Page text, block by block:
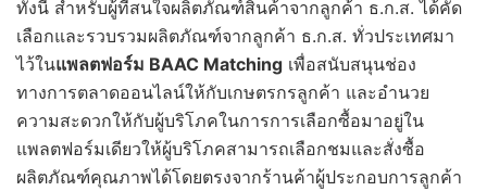
ทั้งนี้ สำหรับผู้ที่สนใจผลิตภัณฑ์สินค้าจากลูกค้า ธ.ก.ส. ได้คัด
เลือกและรวบรวมผลิตภัณฑ์จากลูกค้า ธ.ก.ส. ทั่วประเทศมา
ไว้ในแพลตฟอร์ม BAAC Matching เพื่อสนับสนุนช่อง
ทางการตลาดออนไลน์ให้กับเกษตรกรลูกค้า และอำนวย
ความสะดวกให้กับผู้บริโภคในการการเลือกซื้อมาอยู่ใน
แพลตฟอร์มเดียวให้ผู้บริโภคสามารถเลือกชมและสั่งซื้อ
ผลิตภัณฑ์คุณภาพได้โดยตรงจากร้านค้าผู้ประกอบการลูกค้า